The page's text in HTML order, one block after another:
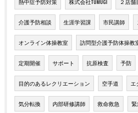
介護予防相談 生涯学習課 市民講師
オンライン体操教室 訪問型介護予防体操教
定期開催 サポート 抗原検査 予防
目的のあるレクリエーション 空手道 エ
気分転換 内部研修講師 救命救急